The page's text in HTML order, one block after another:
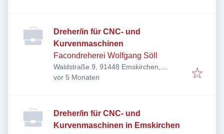
Dreher/in für CNC- und
Kurvenmaschinen
Facondreherei Wolfgang Söll
Waldstraße 9, 91448 Emskirchen,
Deutschland
Veröffentlicht:
vor 5 Monaten
Dreher/in für CNC- und
Kurvenmaschinen in Emskirchen